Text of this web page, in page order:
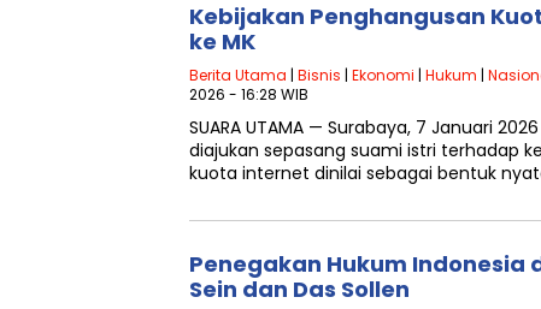
Kebijakan Penghangusan
ke MK
Berita Utama | Bisnis | Ekonomi | Hukum |
2026 - 16:28 WIB
SUARA UTAMA — Surabaya, 7 Januari
diajukan sepasang suami istri terhadap
kuota internet dinilai sebagai bentuk
Penegakan Hukum Indonesia
Sein dan Das Sollen